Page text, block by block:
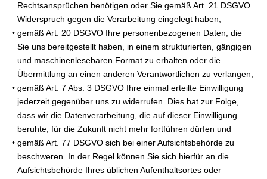
Rechtsansprüchen benötigen oder Sie gemäß Art. 21 DSGVO
Widerspruch gegen die Verarbeitung eingelegt haben;
• gemäß Art. 20 DSGVO Ihre personenbezogenen Daten, die
Sie uns bereitgestellt haben, in einem strukturierten, gängigen
und maschinenlesebaren Format zu erhalten oder die
Übermittlung an einen anderen Verantwortlichen zu verlangen;
• gemäß Art. 7 Abs. 3 DSGVO Ihre einmal erteilte Einwilligung
jederzeit gegenüber uns zu widerrufen. Dies hat zur Folge,
dass wir die Datenverarbeitung, die auf dieser Einwilligung
beruhte, für die Zukunft nicht mehr fortführen dürfen und
• gemäß Art. 77 DSGVO sich bei einer Aufsichtsbehörde zu
beschweren. In der Regel können Sie sich hierfür an die
Aufsichtsbehörde Ihres üblichen Aufenthaltsortes oder